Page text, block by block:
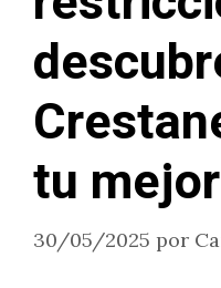
tu
30/05/2025 por